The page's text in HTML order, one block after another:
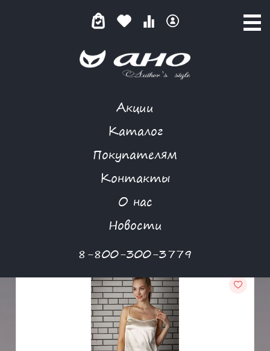
Акции
Каталог
Покупателям
Контакты
О нас
Новости
8-800-300-3779
ТОП